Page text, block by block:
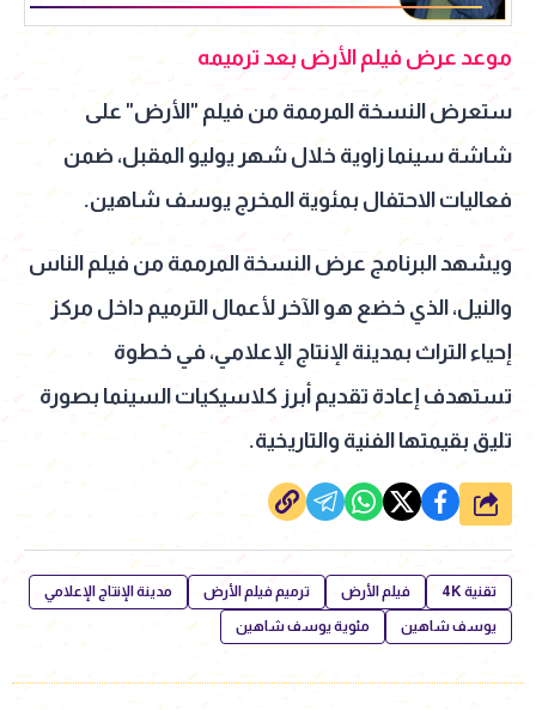
موعد عرض فيلم الأرض بعد ترميمه
ستعرض النسخة المرممة من فيلم "الأرض" على
شاشة سينما زاوية خلال شهر يوليو المقبل، ضمن
فعاليات الاحتفال بمئوية المخرج يوسف شاهين.
ويشهد البرنامج عرض النسخة المرممة من فيلم الناس
والنيل، الذي خضع هو الآخر لأعمال الترميم داخل مركز
إحياء التراث بمدينة الإنتاج الإعلامي، في خطوة
تستهدف إعادة تقديم أبرز كلاسيكيات السينما بصورة
تليق بقيمتها الفنية والتاريخية.
شارك
تقنية 4K فيلم الأرض ترميم فيلم الأرض مدينة الإنتاج الإعلامي
يوسف شاهين مئوية يوسف شاهين